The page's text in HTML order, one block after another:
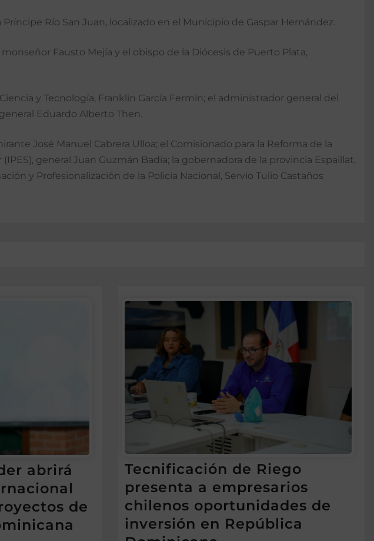
Río San Juan, localizado en el Municipio de Gaspar Hernández.
Fausto Mejía y el obispo de la Diócesis de Puerto Plata,
y Tecnología, Franklin García Fermín; el administrador general del
Eduardo Alberto Then.
José Manuel Cabrera Ulloa; el Comisionado para la Reforma de la
general Juan Guzmán Badía; la gobernadora de la provincia Espaillat,
y Profesionalización de la Policía Nacional, Servio Tulio Castaños
abrirá
de
Tecnificación de Riego
presenta a empresarios
chilenos oportunidades de
inversión en República